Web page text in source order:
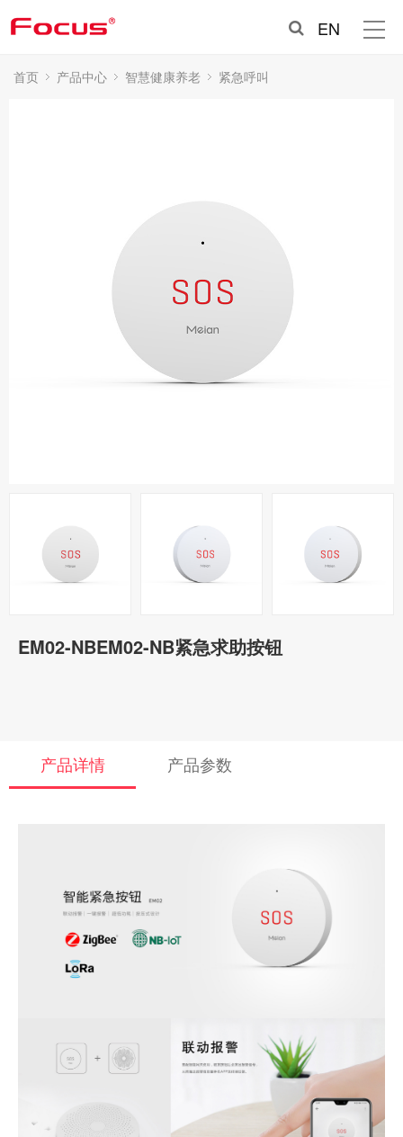
EN
首页 产品中心 智慧健康养老 紧急呼叫
EM02-NBEM02-NB紧急求助按钮
产品详情 产品参数